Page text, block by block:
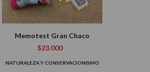
Memotest Gran Chaco
$23.000
NATURALEZA Y CONSERVACIONISMO